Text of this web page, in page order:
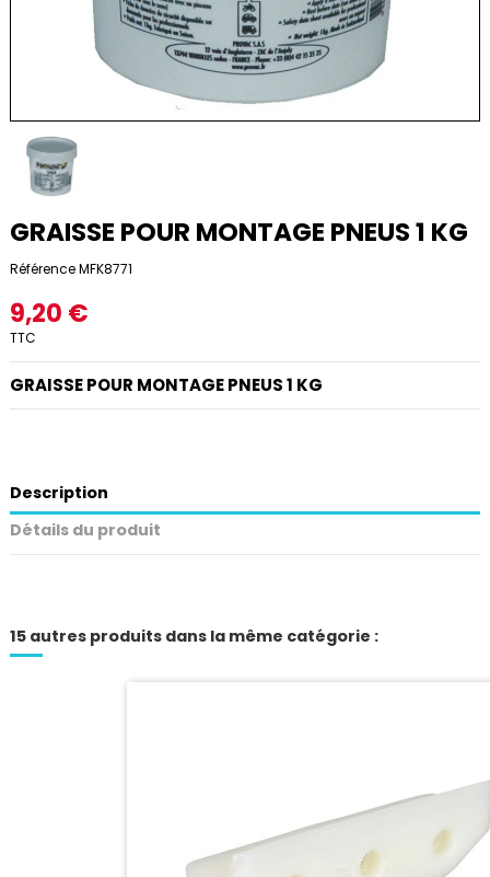
GRAISSE POUR MONTAGE PNEUS 1 KG
RéférenceMFK8771
9,20 €
TTC
GRAISSE POUR MONTAGE PNEUS 1 KG
Description
Détails du produit
15 autres produits dans la même catégorie :